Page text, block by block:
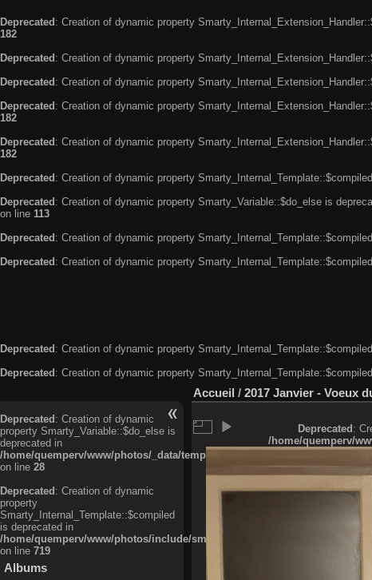
Deprecated : Creation of dynamic property
182
Deprecated : Creation of dynamic property
Deprecated : Creation of dynamic property
Deprecated : Creation of dynamic property
182
Deprecated : Creation of dynamic property
182
Deprecated : Creation of dynamic property
Deprecated : Creation of dynamic property Smarty_Variable::$do_else is
on line 113
Deprecated : Creation of dynamic property
Deprecated : Creation of dynamic property
Deprecated: Creation of dynamic property
Deprecated: Creation of dynamic property
Deprecated: Creation of dynamic
property Smarty_Variable::$do_else is
deprecated in
/home/quemperv/www/photos/_data/templates_c/
on line 28
Deprecated: Creation of dynamic
property
Smarty_Internal_Template::$compiled
is deprecated in
/home/quemperv/www/photos/include/smarty/libs/sysplugins/
on line 719
Albums
Accueil / 2017 Janvier - Voeux
Deprecated:
/home/quemperv/